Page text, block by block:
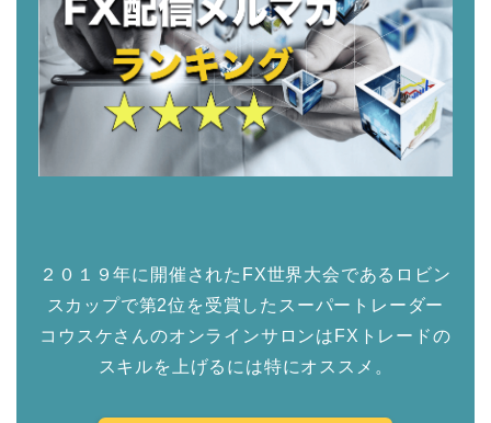
２０１９年に開催されたFX世界大会であるロビン
スカップで第2位を受賞したスーパートレーダー
コウスケさんのオンラインサロンはFXトレードの
スキルを上げるには特にオススメ。